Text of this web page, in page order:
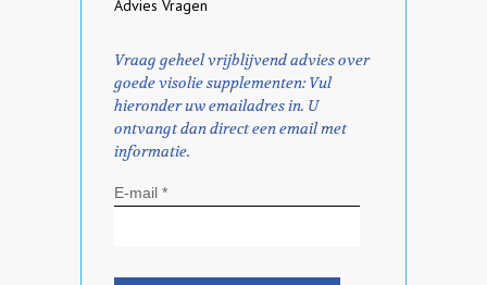
Advies Vragen
Vraag geheel vrijblijvend advies over
goede visolie supplementen: Vul
hieronder uw emailadres in. U
ontvangt dan direct een email met
informatie.
E-mail *